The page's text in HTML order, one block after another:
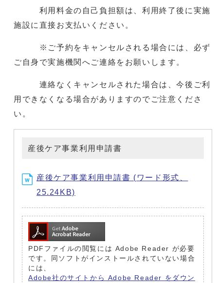
利用料金の自己負担額は、利用終了後に実施
施設に直接お支払いください。
※ご予約をキャンセルされる場合には、必ず
ご自身で実施機関へご連絡をお願いします。
連絡なくキャンセルされた場合は、今後ご利
用できなくなる場合がありますのでご注意くださ
い。
産後ケア事業利用申請書
産後ケア事業利用申請書 (ワード形式、
25.24KB)
PDFファイルの閲覧には Adobe Reader が必要
です。同ソフトがインストールされていない場合
には、
Adobe社のサイトから Adobe Reader をダウン